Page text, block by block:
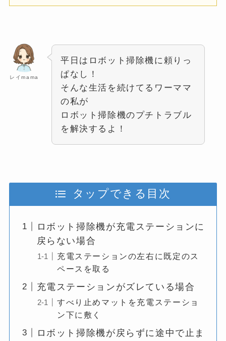
レイmama
平日はロボット掃除機に頼りっ
ぱなし！
そんな生活を続けてるワーママ
の私が
ロボット掃除機のプチトラブル
を解決するよ！
タップできる目次
ロボット掃除機が充電ステーションに
戻らない場合
充電ステーションの左右に既定のス
ペースを取る
充電ステーションがズレている場合
すべり止めマットを充電ステーショ
ン下に敷く
ロボット掃除機が戻らずに途中で止ま